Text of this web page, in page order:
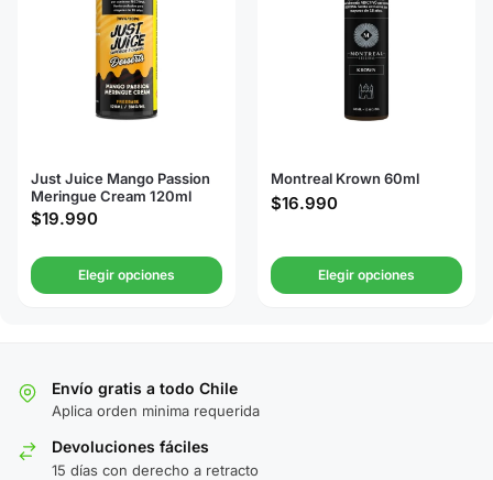
Just Juice Mango Passion
Meringue Cream 120ml
$19.990
Elegir opciones
Montreal Krown 60ml
$16.990
Elegir opciones
Envío gratis a todo Chile
Aplica orden minima requerida
Devoluciones fáciles
15 días con derecho a retracto